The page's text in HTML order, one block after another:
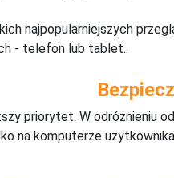
najpopularniejszych
- telefon lub tablet..
priorytet. W odróżnieniu
na komputerze